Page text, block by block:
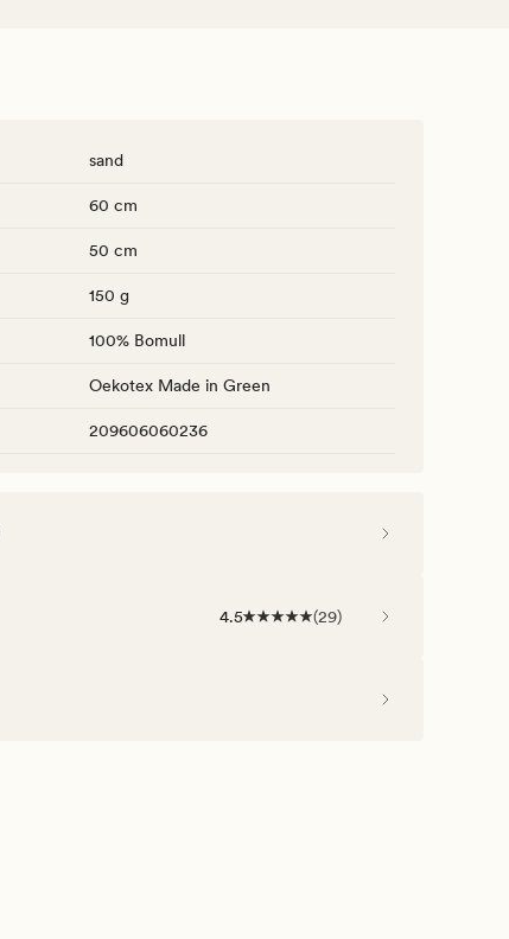
sand
60 cm
50 cm
150 g
100% Bomull
Oekotex Made in Green
209606060236
4.5 (29)